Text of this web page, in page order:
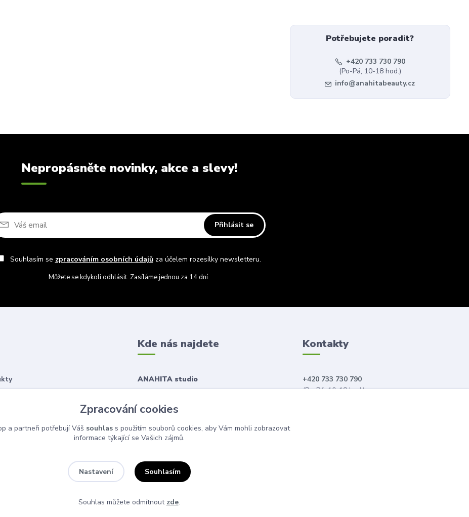
Potřebujete poradit?
+420 733 730 790
(Po-Pá, 10-18 hod.)
info@anahitabeauty.cz
Nepropásněte novinky, akce a slevy!
Přihlásit se
Souhlasím se zpracováním osobních údajůza účelem rozesílky newsletteru.
Můžete se kdykoli odhlásit. Zasíláme jednou za 14 dní.
Kde nás najdete
ANAHITA studio
Kontakty
+420 733 730 790
(Po-Pá, 10-18 hod.)
Zpracování cookies
a partneři potřebují Váš souhlass použitím souborů cookies, aby Vám mohli zobrazovat
informace týkající se Vašich zájmů.
Nastavení Souhlasím
Souhlas můžete odmítnout zde.